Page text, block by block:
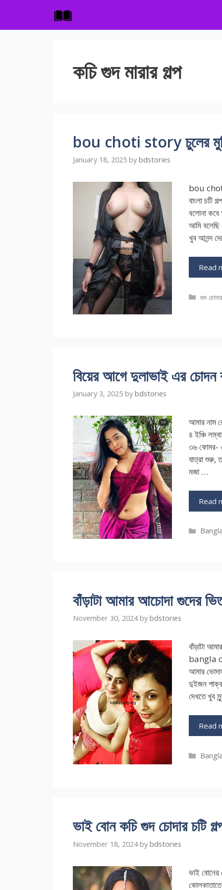
content
কচি গুদ মারার গল্প
bou choti story চুলের মুঠি
January 18, 2025 by bdstories
bou choti
বাংলা
বলোনা
আমি
খুব আনন্দ
Read
গুদ
বিয়ের আগে দুলাভাই এর চোদন
January 3, 2025 by bdstories
আমার নাম
৪ ইঞ্চি
৩৬ কোমর-
যাত্রা শুরু,
মজা …
Read
বাঁড়াটা আমার আচোদা গুদের
November 30, 2024 by bdstories
বাঁড়াটা
bangla
আমার
দুইজন
দেখতে খুব
Read
ভাই বোন কচি গুদ চোদার চটি
November 18, 2024 by bdstories
ভাই বোনের